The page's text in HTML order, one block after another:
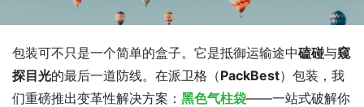
包装可不只是一个简单的盒子。它是抵御运输途中磕碰与窥
探目光的最后一道防线。在派卫格（PackBest）包装，我
们重磅推出变革性解决方案： 黑色气柱袋——一站式破解你